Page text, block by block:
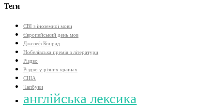
Теги
ЄВІ з іноземної мови
Європейський день мов
Джозеф Конрад
Нобелівська премія з літератури
Різдво
Різдво у різних країнах
США
Чапбуки
англійська лексика